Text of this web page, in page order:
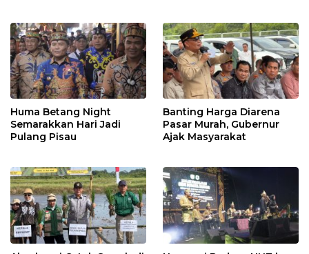
Huma Betang Night
Semarakkan Hari Jadi
Pulang Pisau
Banting Harga Diarena
Pasar Murah, Gubernur
Ajak Masyarakat